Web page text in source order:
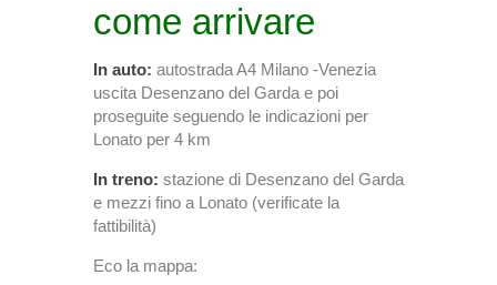
come arrivare
In auto: autostrada A4 Milano -Venezia
uscita Desenzano del Garda e poi
proseguite seguendo le indicazioni per
Lonato per 4 km
In treno: stazione di Desenzano del Garda
e mezzi fino a Lonato (verificate la
fattibilità)
Eco la mappa: